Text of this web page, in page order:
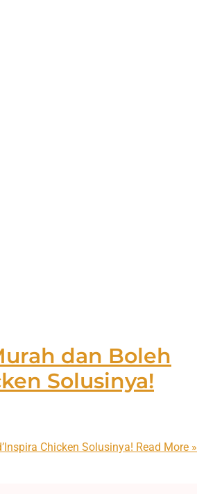
dan Boleh
Solusinya!
Chicken Solusinya! Read More »